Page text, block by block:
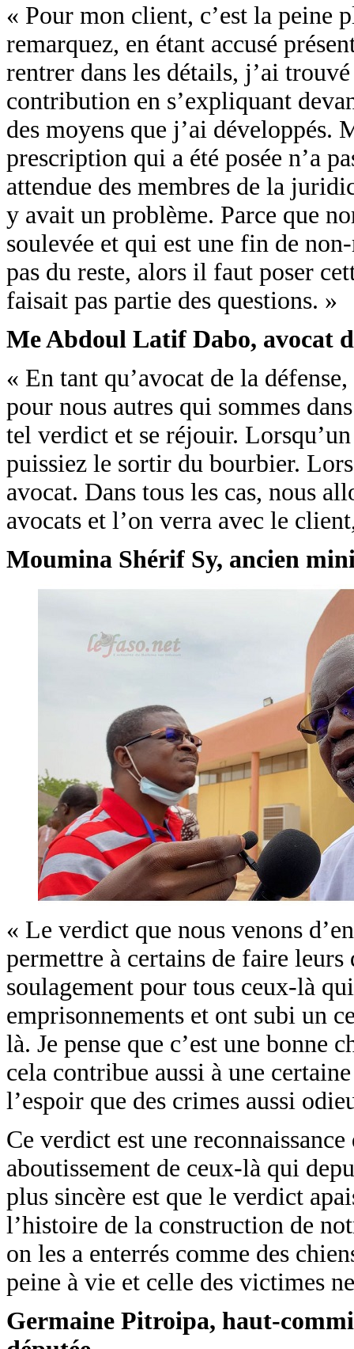
« Pour mon client, c’est la peine
remarquez, en étant accusé
rentrer dans les détails, j’ai
contribution en s’expliquant
des moyens que j’ai développés.
prescription qui a été posée n’a
attendue des membres de la
y avait un problème. Parce que
soulevée et qui est une fin de
pas du reste, alors il faut poser
faisait pas partie des questions. »
Me Abdoul Latif Dabo, avocat
« En tant qu’avocat de la
pour nous autres qui sommes
tel verdict et se réjouir.
puissiez le sortir du bourbier.
avocat. Dans tous les cas, nous
avocats et l’on verra avec le
Moumina Shérif Sy, ancien
« Le verdict que nous venons
permettre à certains de faire leurs
soulagement pour tous ceux-là
emprisonnements et ont subi un
là. Je pense que c’est une bonne
cela contribue aussi à une
l’espoir que des crimes aussi
Ce verdict est une
aboutissement de ceux-là qui
plus sincère est que le verdict
l’histoire de la construction de
on les a enterrés comme des
peine à vie et celle des victimes
Germaine Pitroipa, haut-